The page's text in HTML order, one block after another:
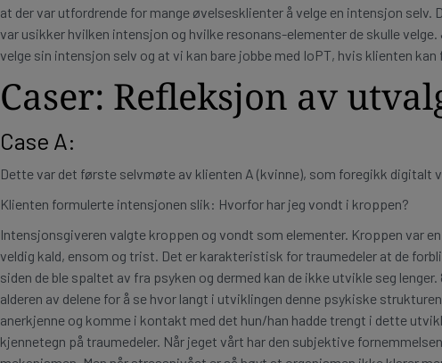
at der var utfordrende for mange øvelsesklienter å velge en intensjon
var usikker hvilken intensjon og hvilke resonans-elementer de skulle
velge sin intensjon selv og at vi kan bare jobbe med IoPT, hvis klienten
Caser: Refleksjon av
Case A:
Dette var det første selvmøte av klienten A (kvinne), som foregikk digitalt
Klienten formulerte intensjonen slik: Hvorfor har jeg vondt i kroppen?
Intensjonsgiveren valgte kroppen og vondt som elementer. Kroppen var
veldig kald, ensom og trist. Det er karakteristisk for traumedeler at de
siden de ble spaltet av fra psyken og dermed kan de ikke utvikle seg
alderen av delene for å se hvor langt i utviklingen denne psykiske
anerkjenne og komme i kontakt med det hun/han hadde trengt i dette
kjennetegn på traumedeler. Når jeget vårt har den subjektive